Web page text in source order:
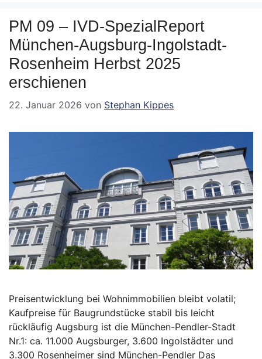
PM 09 – IVD-SpezialReport
München-Augsburg-Ingolstadt-
Rosenheim Herbst 2025
erschienen
22. Januar 2026 von Stephan Kippes
Preisentwicklung bei Wohnimmobilien bleibt volatil;
Kaufpreise für Baugrundstücke stabil bis leicht
rückläufig Augsburg ist die München-Pendler-Stadt
Nr.1: ca. 11.000 Augsburger, 3.600 Ingolstädter und
3.300 Rosenheimer sind München-Pendler Das